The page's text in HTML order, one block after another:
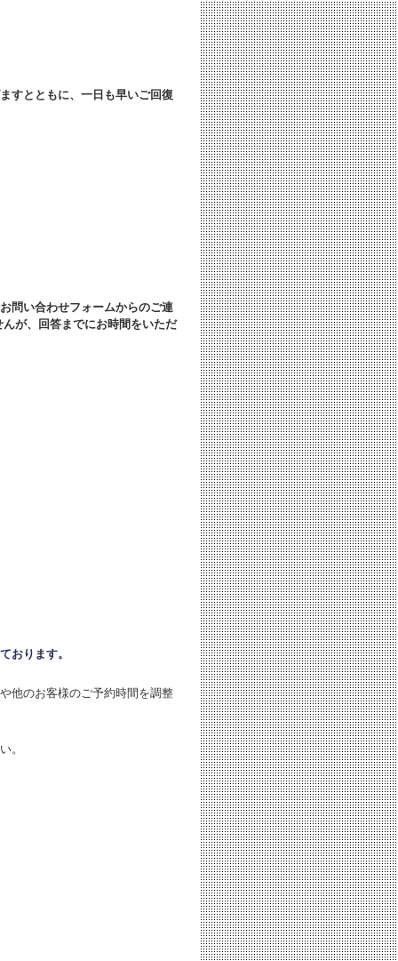
すとともに、 一日も早いご回復
問い合わせフォームからのご連
が、回答までにお時間をいただ
おります。
他のお客様のご予約時間を調整
。